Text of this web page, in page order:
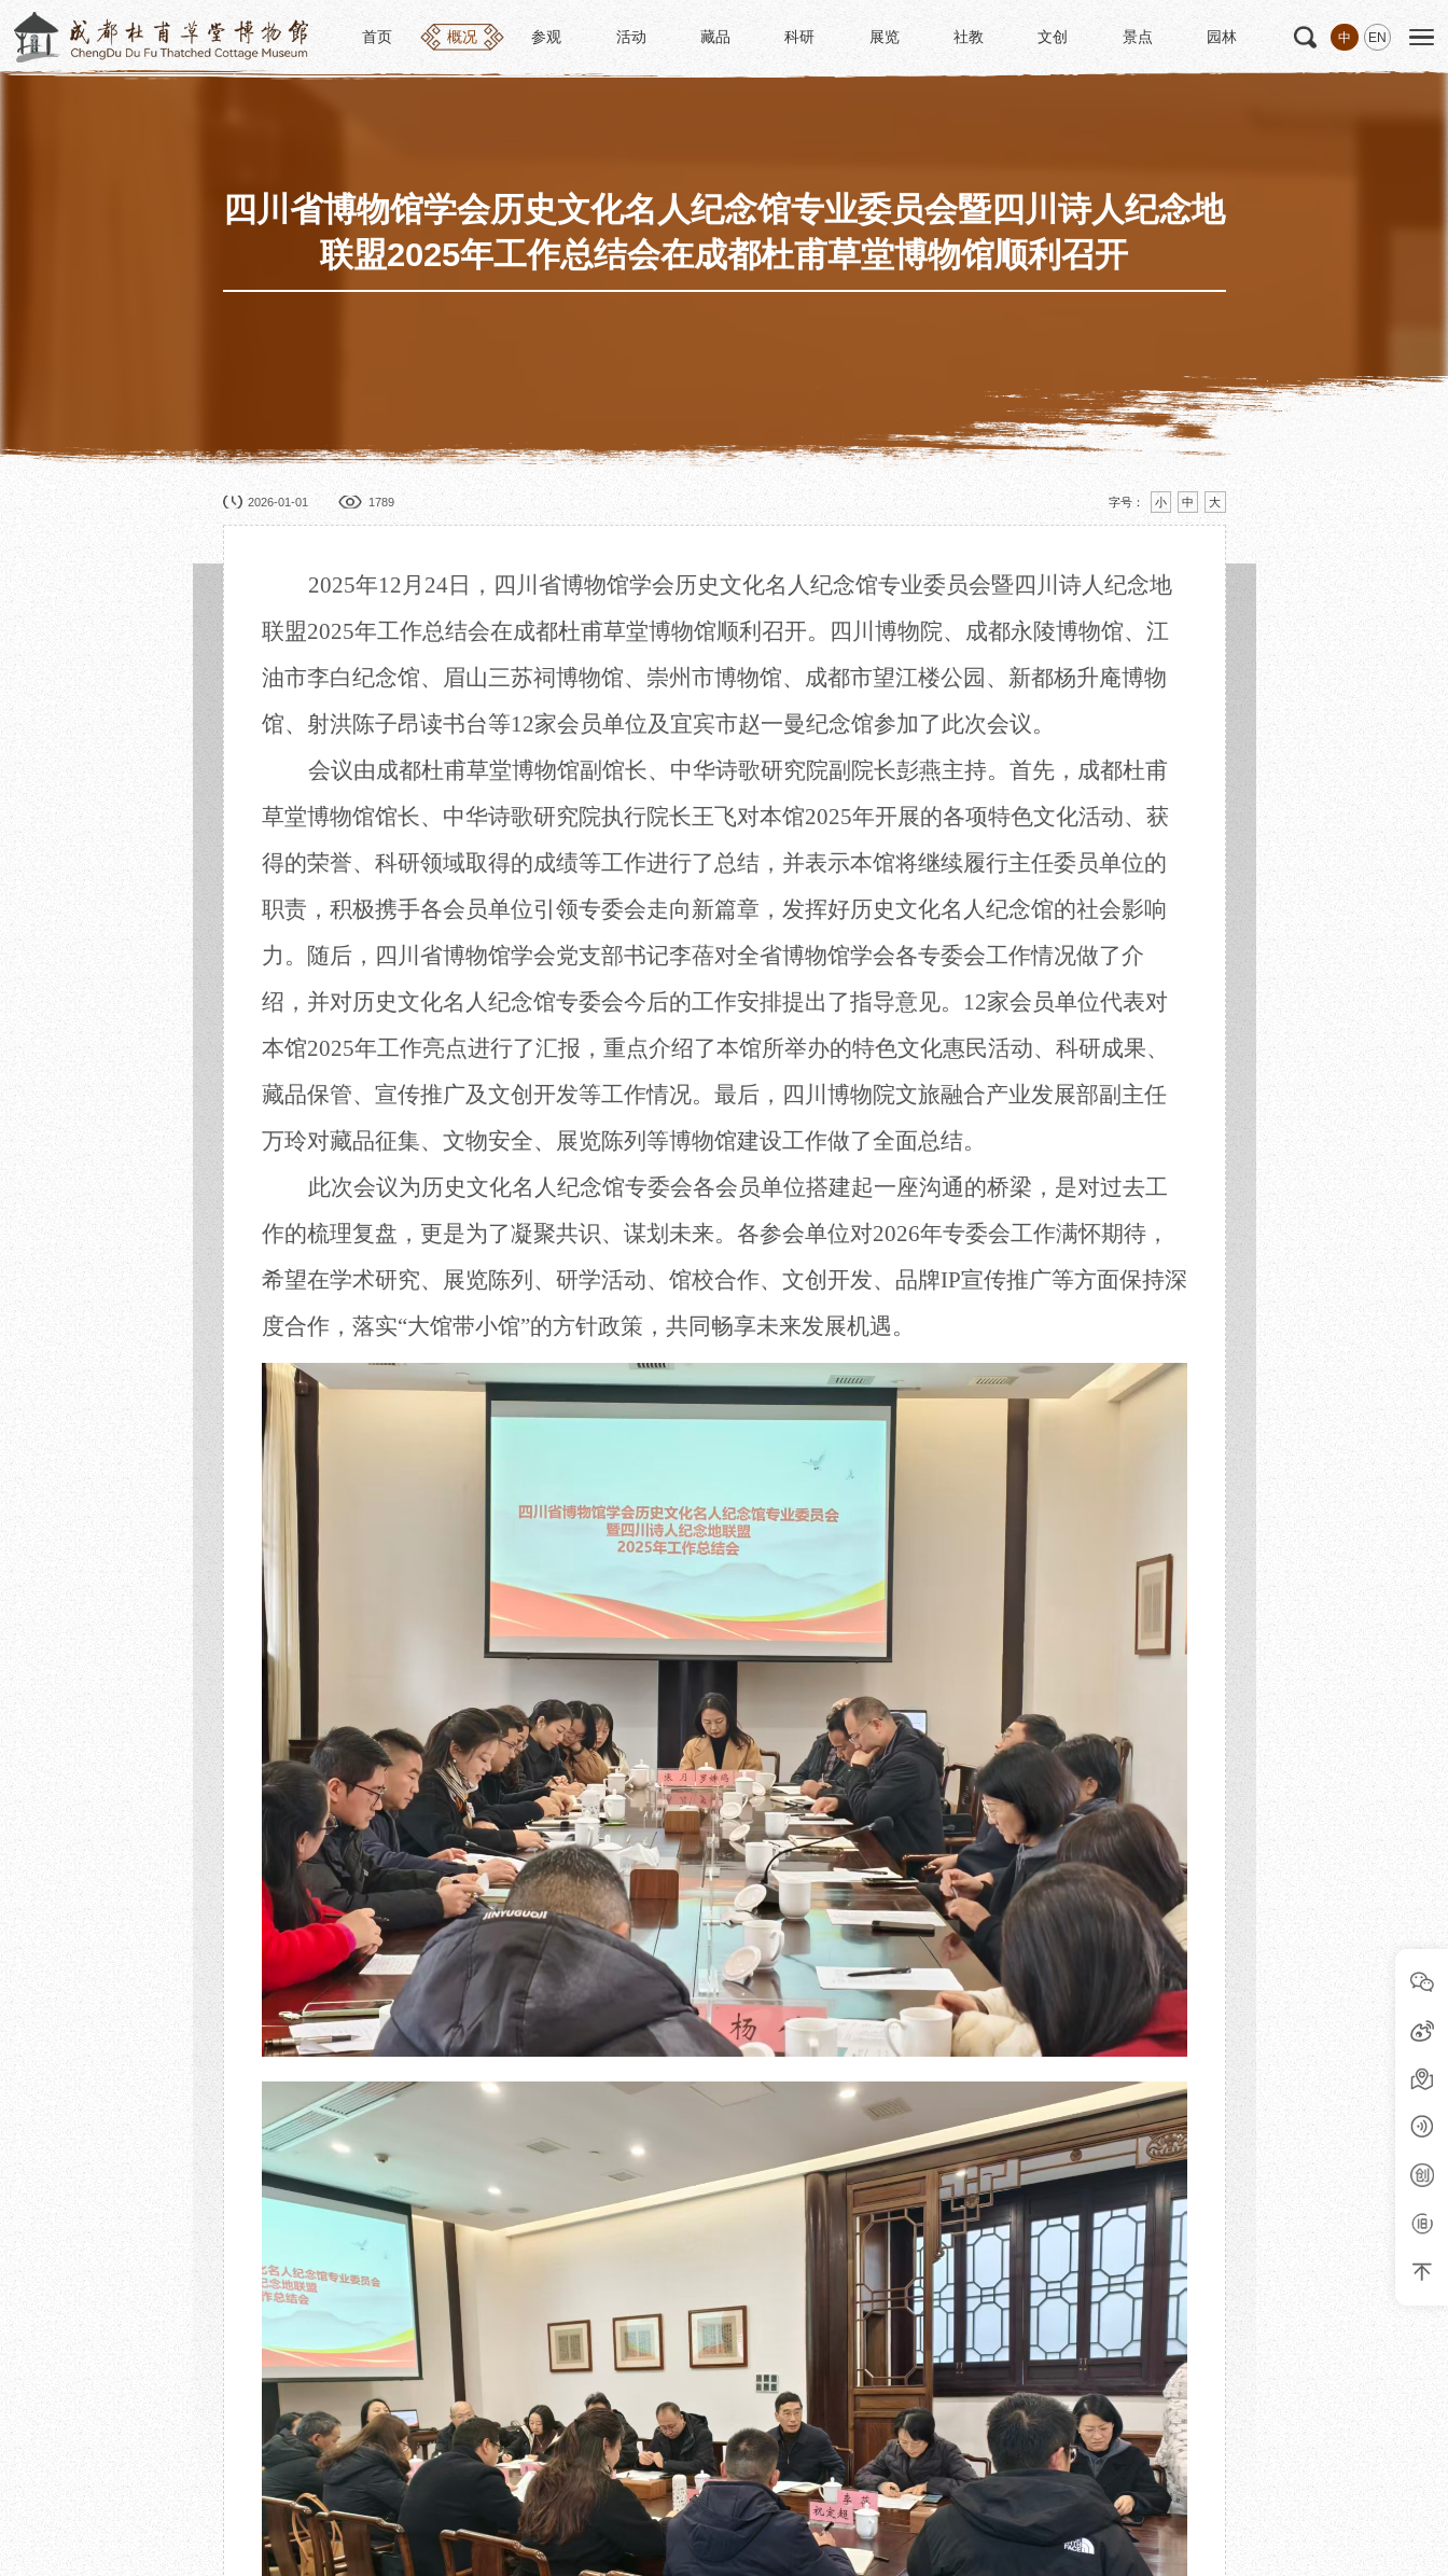
首页
概况
参观
活动
活动
藏品
科研
科研
展览
社教
社教
文创
景点
园林
中
EN
最新动态
公告年报
优惠政策
文化惠民
交通路线
诗歌主题活动
其它活动
藏品修复
数字资源
捐赠名录
研究成果
博士后创新实践基地
中华诗歌研究院
临时展览
园林展览
在线展厅
社会教育课程
社会教育活动
馆校合作
杜甫草堂文创馆
文创精品
IP授权
文创咨询
正门
大廨
柴门
少陵草堂碑亭
唐代遗址
红墙花径
大雅堂
草堂书院
千诗碑
园林 浣花园林区
四川省博物馆学会历史文化名人纪念馆专业委员会暨四川诗人纪念地
联盟2025年工作总结会在成都杜甫草堂博物馆顺利召开
2026-01-01 1789 字号： 小 中 大
2025年12月24日，四川省博物馆学会历史文化名人纪念馆专业委员会暨四川诗人纪念地
联盟2025年工作总结会在成都杜甫草堂博物馆顺利召开。
四川博物院、 成都永陵博物馆、 江
油市李白纪念馆、眉山三苏祠博物馆、崇州市博物馆、成都市望江楼公园、新都杨升庵博物
馆、射洪陈子昂读书台等12家会员单位及 宜宾市赵一曼纪念馆参加了此次会议。
会议由成都杜甫草堂博物馆副馆长、中华诗歌研究院副院长彭燕主持。 首先， 成都杜甫
草堂博物馆馆长、中华诗歌研究院执行院长王飞对本馆2025年开展的各项特色文化活动、 获
得的荣誉、科研领域取得的成绩等工作进行了总结， 并表示本馆将继续履行主任委员单位的
职责，积极携手各会员单位引领专委会走向新篇章，发挥好历史文化名人纪念馆的社会影响
力。
随后， 四川省博物馆学会党支部书记李蓓对全省博物馆学会各专委会工作情况做了介
绍，并对历史文化名人纪念馆专委会今后的工作安排提出了指导意见。
12家会员单位代表对
本馆2025年工作亮点进行了汇报，重点介绍了本馆所举办的特色文化惠民活动、科研成果、
藏品保管、宣传推广及文创开发等工作情况。最后，四川博物院文旅融合产业发展部副主任
万玲对藏品征集、文物安全、展览陈列 等博物馆建设工作做了全面总结。
此次会议为历史文化名人纪念馆专委会各会员单位搭建起一座沟通的桥梁，是对过去工
作的梳理复盘，更是为了凝聚共识、谋划未来。 各参会单位对2026年专委会工作满怀期待，
希望在学术研究、展览陈列 、研学活动、馆校合作、文创开发、品牌IP宣传推广等方面保持深
度合作，落实“大馆带小馆”的方针政策，共同畅享未来发展机遇。